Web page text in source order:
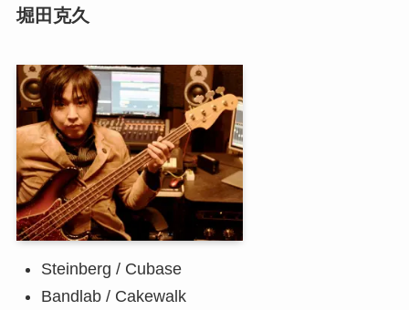
堀田克久
Steinberg / Cubase
Bandlab / Cakewalk